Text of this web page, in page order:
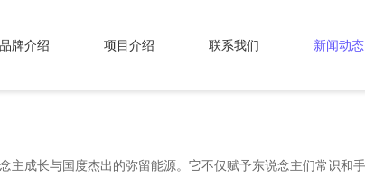
品牌介绍 项目介绍 联系我们 新闻动态
主成长与国度杰出的弥留能源。它不仅赋予东说念主们常识和